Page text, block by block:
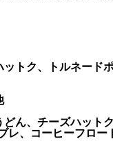
トク、トルネードポ
ん、チーズハットク
フロート